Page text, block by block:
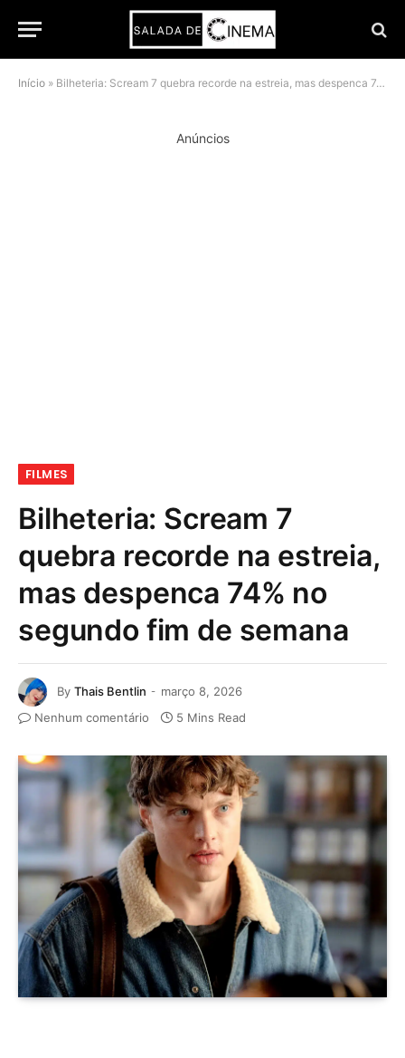
Início » Bilheteria: Scream 7 quebra recorde na estreia, mas despenca 74% no segundo fim de semana
Anúncios
FILMES
Bilheteria: Scream 7
quebra recorde na estreia,
mas despenca 74% no
segundo fim de semana
By Thais Bentlin
março 8, 2026
Nenhum comentário
5 Mins Read